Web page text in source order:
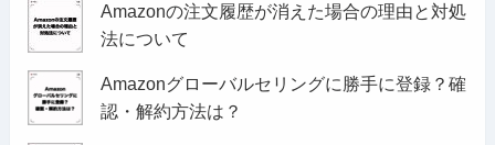
Amazonの注文履歴が消えた場合の理由と対処
法について
Amazonグローバルセリングに勝手に登録？確
認・解約方法は？